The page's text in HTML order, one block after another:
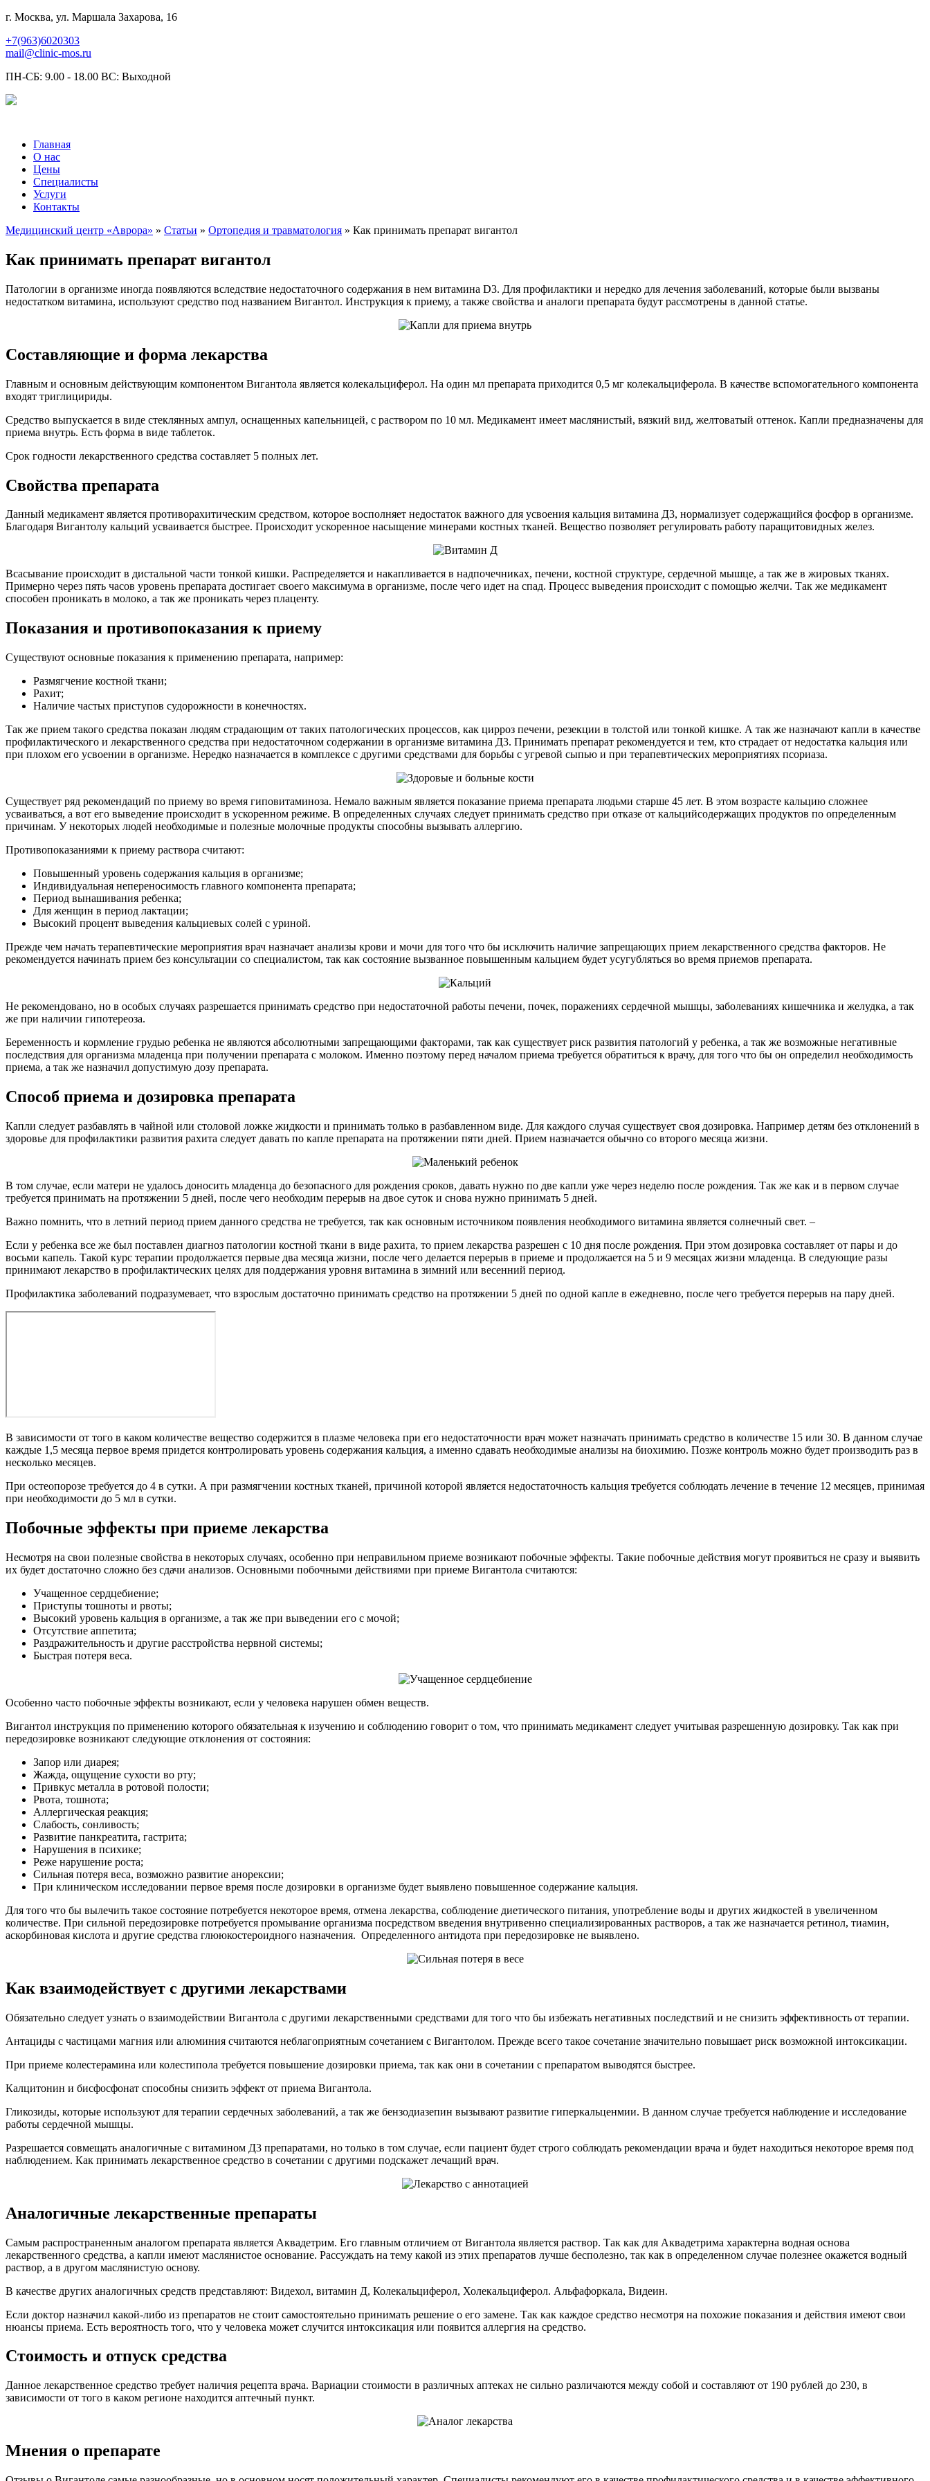
г. Москва, ул. Маршала Захарова, 16
+7(963)6020303
mail@clinic-mos.ru
ПН-СБ: 9.00 - 18.00 ВС: Выходной
Главная
О нас
Цены
Специалисты
Услуги
Контакты
Медицинский центр «Аврора» » Статьи » Ортопедия и травматология » Как принимать препарат вигантол
Как принимать препарат вигантол
Патологии в организме иногда появляются вследствие недостаточного содержания в нем витамина D3. Для профилактики и нередко для лечения заболеваний, которые были вызваны
недостатком витамина, используют средство под названием Вигантол. Инструкция к приему, а также свойства и аналоги препарата будут рассмотрены в данной статье.
Составляющие и форма лекарства
Главным и основным действующим компонентом Вигантола является колекальциферол. На один мл препарата приходится 0,5 мг колекальциферола. В качестве вспомогательного компонента
входят триглицириды.
Средство выпускается в виде стеклянных ампул, оснащенных капельницей, с раствором по 10 мл. Медикамент имеет маслянистый, вязкий вид, желтоватый оттенок. Капли предназначены для
приема внутрь. Есть форма в виде таблеток.
Срок годности лекарственного средства составляет 5 полных лет.
Свойства препарата
Данный медикамент является противорахитическим средством, которое восполняет недостаток важного для усвоения кальция витамина Д3, нормализует содержащийся фосфор в организме.
Благодаря Вигантолу кальций усваивается быстрее. Происходит ускоренное насыщение минерами костных тканей. Вещество позволяет регулировать работу паращитовидных желез.
Всасывание происходит в дистальной части тонкой кишки. Распределяется и накапливается в надпочечниках, печени, костной структуре, сердечной мышце, а так же в жировых тканях.
Примерно через пять часов уровень препарата достигает своего максимума в организме, после чего идет на спад. Процесс выведения происходит с помощью желчи. Так же медикамент
способен проникать в молоко, а так же проникать через плаценту.
Показания и противопоказания к приему
Существуют основные показания к применению препарата, например:
Размягчение костной ткани;
Рахит;
Наличие частых приступов судорожности в конечностях.
Так же прием такого средства показан людям страдающим от таких патологических процессов, как цирроз печени, резекции в толстой или тонкой кишке. А так же назначают капли в качестве
профилактического и лекарственного средства при недостаточном содержании в организме витамина Д3. Принимать препарат рекомендуется и тем, кто страдает от недостатка кальция или
при плохом его усвоении в организме. Нередко назначается в комплексе с другими средствами для борьбы с угревой сыпью и при терапевтических мероприятиях псориаза.
Существует ряд рекомендаций по приему во время гиповитаминоза. Немало важным является показание приема препарата людьми старше 45 лет. В этом возрасте кальцию сложнее
усваиваться, а вот его выведение происходит в ускоренном режиме. В определенных случаях следует принимать средство при отказе от кальцийсодержащих продуктов по определенным
причинам. У некоторых людей необходимые и полезные молочные продукты способны вызывать аллергию.
Противопоказаниями к приему раствора считают:
Повышенный уровень содержания кальция в организме;
Индивидуальная непереносимость главного компонента препарата;
Период вынашивания ребенка;
Для женщин в период лактации;
Высокий процент выведения кальциевых солей с уриной.
Прежде чем начать терапевтические мероприятия врач назначает анализы крови и мочи для того что бы исключить наличие запрещающих прием лекарственного средства факторов. Не
рекомендуется начинать прием без консультации со специалистом, так как состояние вызванное повышенным кальцием будет усугубляться во время приемов препарата.
Не рекомендовано, но в особых случаях разрешается принимать средство при недостаточной работы печени, почек, поражениях сердечной мышцы, заболеваниях кишечника и желудка, а так
же при наличии гипотереоза.
Беременность и кормление грудью ребенка не являются абсолютными запрещающими факторами, так как существует риск развития патологий у ребенка, а так же возможные негативные
последствия для организма младенца при получении препарата с молоком. Именно поэтому перед началом приема требуется обратиться к врачу, для того что бы он определил необходимость
приема, а так же назначил допустимую дозу препарата.
Способ приема и дозировка препарата
Капли следует разбавлять в чайной или столовой ложке жидкости и принимать только в разбавленном виде. Для каждого случая существует своя дозировка. Например детям без отклонений в
здоровье для профилактики развития рахита следует давать по капле препарата на протяжении пяти дней. Прием назначается обычно со второго месяца жизни.
В том случае, если матери не удалось доносить младенца до безопасного для рождения сроков, давать нужно по две капли уже через неделю после рождения. Так же как и в первом случае
требуется принимать на протяжении 5 дней, после чего необходим перерыв на двое суток и снова нужно принимать 5 дней.
Важно помнить, что в летний период прием данного средства не требуется, так как основным источником появления необходимого витамина является солнечный свет. –
Если у ребенка все же был поставлен диагноз патологии костной ткани в виде рахита, то прием лекарства разрешен с 10 дня после рождения. При этом дозировка составляет от пары и до
восьми капель. Такой курс терапии продолжается первые два месяца жизни, после чего делается перерыв в приеме и продолжается на 5 и 9 месяцах жизни младенца. В следующие разы
принимают лекарство в профилактических целях для поддержания уровня витамина в зимний или весенний период.
Профилактика заболеваний подразумевает, что взрослым достаточно принимать средство на протяжении 5 дней по одной капле в ежедневно, после чего требуется перерыв на пару дней.
В зависимости от того в каком количестве вещество содержится в плазме человека при его недостаточности врач может назначать принимать средство в количестве 15 или 30. В данном случае
каждые 1,5 месяца первое время придется контролировать уровень содержания кальция, а именно сдавать необходимые анализы на биохимию. Позже контроль можно будет производить раз в
несколько месяцев.
При остеопорозе требуется до 4 в сутки. А при размягчении костных тканей, причиной которой является недостаточность кальция требуется соблюдать лечение в течение 12 месяцев, принимая
при необходимости до 5 мл в сутки.
Побочные эффекты при приеме лекарства
Несмотря на свои полезные свойства в некоторых случаях, особенно при неправильном приеме возникают побочные эффекты. Такие побочные действия могут проявиться не сразу и выявить
их будет достаточно сложно без сдачи анализов. Основными побочными действиями при приеме Вигантола считаются:
Учащенное сердцебиение;
Приступы тошноты и рвоты;
Высокий уровень кальция в организме, а так же при выведении его с мочой;
Отсутствие аппетита;
Раздражительность и другие расстройства нервной системы;
Быстрая потеря веса.
Особенно часто побочные эффекты возникают, если у человека нарушен обмен веществ.
Вигантол инструкция по применению которого обязательная к изучению и соблюдению говорит о том, что принимать медикамент следует учитывая разрешенную дозировку. Так как при
передозировке возникают следующие отклонения от состояния:
Запор или диарея;
Жажда, ощущение сухости во рту;
Привкус металла в ротовой полости;
Рвота, тошнота;
Аллергическая реакция;
Слабость, сонливость;
Развитие панкреатита, гастрита;
Нарушения в психике;
Реже нарушение роста;
Сильная потеря веса, возможно развитие анорексии;
При клиническом исследовании первое время после дозировки в организме будет выявлено повышенное содержание кальция.
Для того что бы вылечить такое состояние потребуется некоторое время, отмена лекарства, соблюдение диетического питания, употребление воды и других жидкостей в увеличенном
количестве. При сильной передозировке потребуется промывание организма посредством введения внутривенно специализированных растворов, а так же назначается ретинол, тиамин,
аскорбиновая кислота и другие средства глююкостероидного назначения. Определенного антидота при передозировке не выявлено.
Как взаимодействует с другими лекарствами
Обязательно следует узнать о взаимодействии Вигантола с другими лекарственными средствами для того что бы избежать негативных последствий и не снизить эффективность от терапии.
Антациды с частицами магния или алюминия считаются неблагоприятным сочетанием с Вигантолом. Прежде всего такое сочетание значительно повышает риск возможной интоксикации.
При приеме колестерамина или колестипола требуется повышение дозировки приема, так как они в сочетании с препаратом выводятся быстрее.
Калцитонин и бисфосфонат способны снизить эффект от приема Вигантола.
Гликозиды, которые используют для терапии сердечных заболеваний, а так же бензодиазепин вызывают развитие гиперкальценмии. В данном случае требуется наблюдение и исследование
работы сердечной мышцы.
Разрешается совмещать аналогичные с витамином Д3 препаратами, но только в том случае, если пациент будет строго соблюдать рекомендации врача и будет находиться некоторое время под
наблюдением. Как принимать лекарственное средство в сочетании с другими подскажет лечащий врач.
Аналогичные лекарственные препараты
Самым распространенным аналогом препарата является Аквадетрим. Его главным отличием от Вигантола является раствор. Так как для Аквадетрима характерна водная основа
лекарственного средства, а капли имеют маслянистое основание. Рассуждать на тему какой из этих препаратов лучше бесполезно, так как в определенном случае полезнее окажется водный
раствор, а в другом маслянистую основу.
В качестве других аналогичных средств представляют: Видехол, витамин Д, Колекальциферол, Холекальциферол. Альфафоркала, Видеин.
Если доктор назначил какой-либо из препаратов не стоит самостоятельно принимать решение о его замене. Так как каждое средство несмотря на похожие показания и действия имеют свои
нюансы приема. Есть вероятность того, что у человека может случится интоксикация или появится аллергия на средство.
Стоимость и отпуск средства
Данное лекарственное средство требует наличия рецепта врача. Вариации стоимости в различных аптеках не сильно различаются между собой и составляют от 190 рублей до 230, в
зависимости от того в каком регионе находится аптечный пункт.
Мнения о препарате